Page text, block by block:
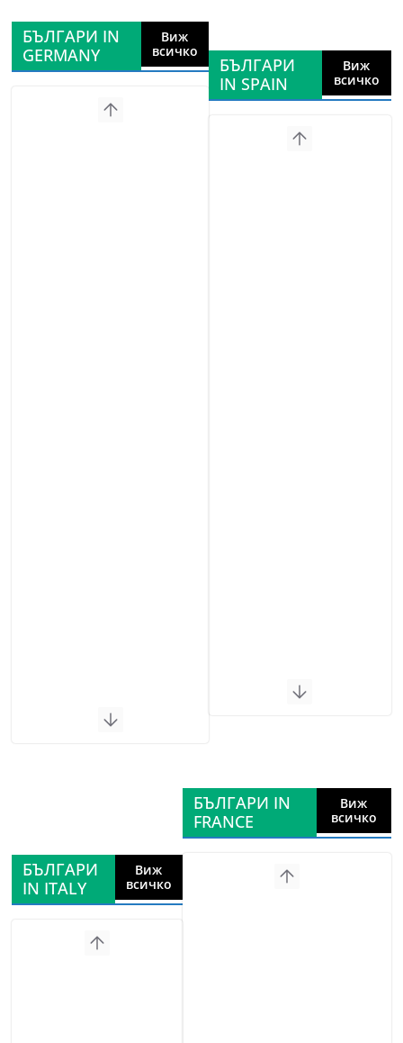
БЪЛГАРИ IN
GERMANY
Виж
всичко
БЪЛГАРИ
IN SPAIN
Виж
всичко
БЪЛГАРИ
IN ITALY
Виж
всичко
БЪЛГАРИ IN
FRANCE
Виж
всичко